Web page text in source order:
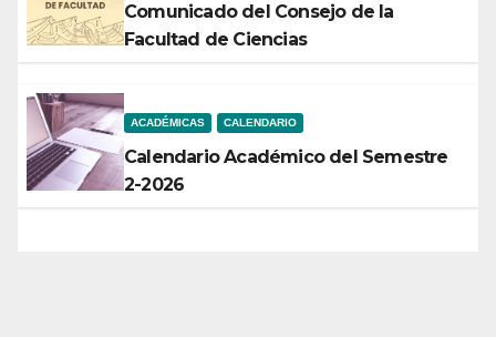
Comunicado del Consejo de la
Facultad de Ciencias
ACADÉMICAS CALENDARIO
Calendario Académico del Semestre
2-2026